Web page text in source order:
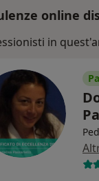
online
in